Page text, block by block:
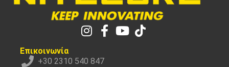
Επικοινωνία
+30 2310 540 847